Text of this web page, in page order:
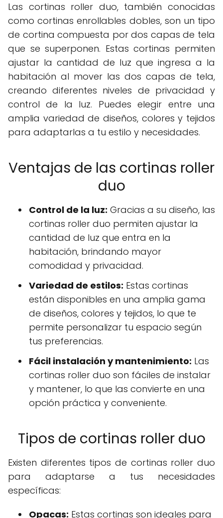
Las cortinas roller duo, también conocidas
como cortinas enrollables dobles, son un tipo
de cortina compuesta por dos capas de tela
que se superponen. Estas cortinas permiten
ajustar la cantidad de luz que ingresa a la
habitación al mover las dos capas de tela,
creando diferentes niveles de privacidad y
control de la luz. Puedes elegir entre una
amplia variedad de diseños, colores y tejidos
para adaptarlas a tu estilo y necesidades.
Ventajas de las cortinas roller
duo
Control de la luz: Gracias a su diseño, las
cortinas roller duo permiten ajustar la
cantidad de luz que entra en la
habitación, brindando mayor
comodidad y privacidad.
Variedad de estilos: Estas cortinas
están disponibles en una amplia gama
de diseños, colores y tejidos, lo que te
permite personalizar tu espacio según
tus preferencias.
Fácil instalación y mantenimiento: Las
cortinas roller duo son fáciles de instalar
y mantener, lo que las convierte en una
opción práctica y conveniente.
Tipos de cortinas roller duo
Existen diferentes tipos de cortinas roller duo
para adaptarse a tus necesidades
específicas:
Opacas: Estas cortinas son ideales para